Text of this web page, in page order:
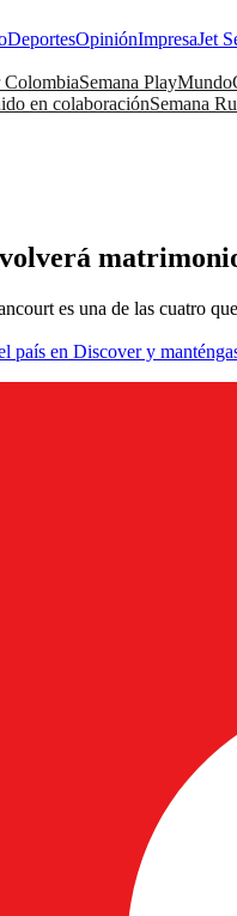
DeportesOpiniónImpresaJet
Semana PlayMundo
en colaboraciónSemana
volverá
es una de las cuatro
país en Discover y